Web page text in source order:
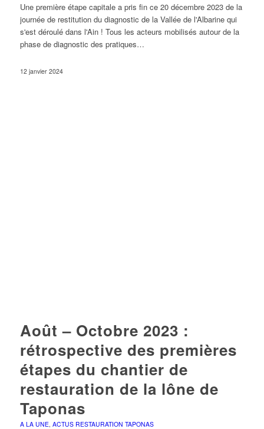
Une première étape capitale a pris fin ce 20 décembre 2023 de la
journée de restitution du diagnostic de la Vallée de l'Albarine qui
s'est déroulé dans l'Ain ! Tous les acteurs mobilisés autour de la
phase de diagnostic des pratiques…
12 janvier 2024
Août – Octobre 2023 :
rétrospective des premières
étapes du chantier de
restauration de la lône de
Taponas
A LA UNE, ACTUS RESTAURATION TAPONAS